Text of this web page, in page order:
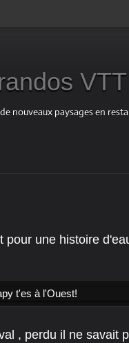
VTT
nouveaux paysages en
pour une histoire
, perdu il ne savait